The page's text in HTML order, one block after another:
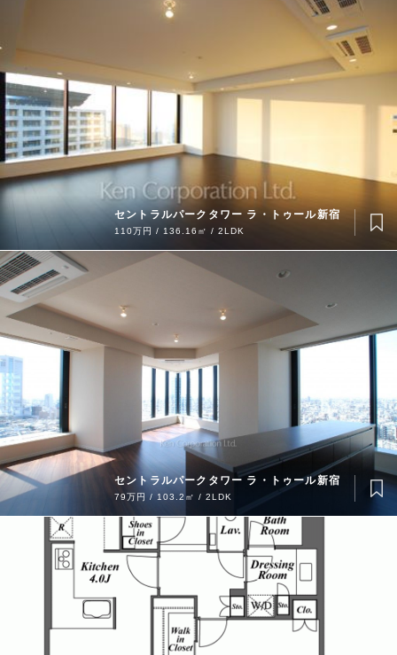
セントラルパークタワー ラ・トゥール新宿
110万円 / 136.16㎡ / 2LDK
セントラルパークタワー ラ・トゥール新宿
79万円 / 103.2㎡ / 2LDK